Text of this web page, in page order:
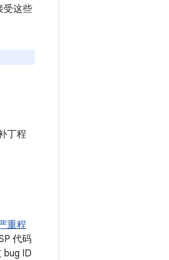
受这些
丁程
重程
代码
bug ID